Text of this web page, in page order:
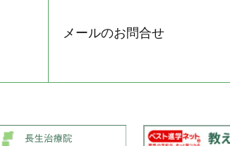
メールのお問合せ